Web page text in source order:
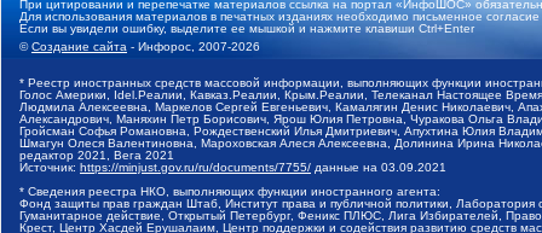
При цитировании и перепечатке материалов ссылка на портал «ИнфоШОС»
Для использования материалов в печатных изданиях необходимо письменное
Если вы увидели ошибку, выделите ее мышкой и нажмите клавиши Ctrl+Enter
©Создание сайта - Инфорос, 2007-2026
* Реестр иностранных средств массовой информации, выполняющих функции
Голос Америки, Idel.Реалии, Кавказ.Реалии, Крым.Реалии, Телеканал Настоящее
Людмила Алексеевна, Маркелов Сергей Евгеньевич, Камалягин Денис Николаевич,
Александрович, Маняхин Петр Борисович, Ярош Юлия Петровна, Чуракова Ольга
Гройсман Софья Романовна, Рождественский Илья Дмитриевич, Апухтина Юлия
Шмагун Олеся Валентиновна, Мароховская Алеся Алексеевна, Долинина Ирина
редактор 2021, Вега 2021
Источник: https://minjust.gov.ru/ru/documents/7755/ данные на 03.09.2021
* Сведения реестра НКО, выполняющих функции иностранного агента:
Фонд защиты прав граждан Штаб, Институт права и публичной политики,
Гуманитарное действие, Открытый Петербург, Феникс ПЛЮС, Лига Избирателей,
Крест, Центр Хасдей Ерушалаим, Центр поддержки и содействия развитию средств